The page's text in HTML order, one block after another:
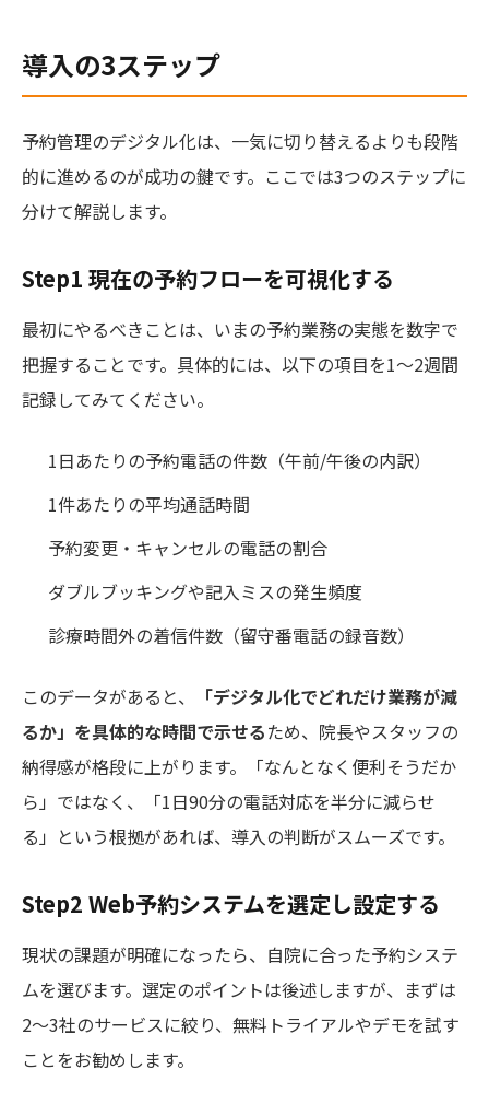
導入の3ステップ
予約管理のデジタル化は、一気に切り替えるよりも段階
的に進めるのが成功の鍵です。ここでは3つのステップに
分けて解説します。
Step1 現在の予約フローを可視化する
最初にやるべきことは、いまの予約業務の実態を数字で
把握することです。具体的には、以下の項目を1〜2週間
記録してみてください。
1日あたりの予約電話の件数（午前/午後の内訳）
1件あたりの平均通話時間
予約変更・キャンセルの電話の割合
ダブルブッキングや記入ミスの発生頻度
診療時間外の着信件数（留守番電話の録音数）
このデータがあると、
「デジタル化でどれだけ業務が減
るか」を具体的な時間で示せるため、院長やスタッフの
納得感が格段に上がります。「なんとなく便利そうだか
ら」ではなく、「1日90分の電話対応を半分に減らせ
る」という根拠があれば、導入の判断がスムーズです。
Step2 Web予約システムを選定し設定する
現状の課題が明確になったら、自院に合った予約システ
ムを選びます。選定のポイントは後述しますが、まずは
2〜3社のサービスに絞り、無料トライアルやデモを試す
ことをお勧めします。